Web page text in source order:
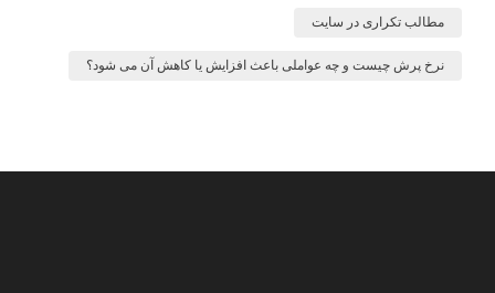
مطالب تکراری در سایت
نرخ پرش چیست و چه عواملی باعث افزایش یا کاهش آن می شود؟